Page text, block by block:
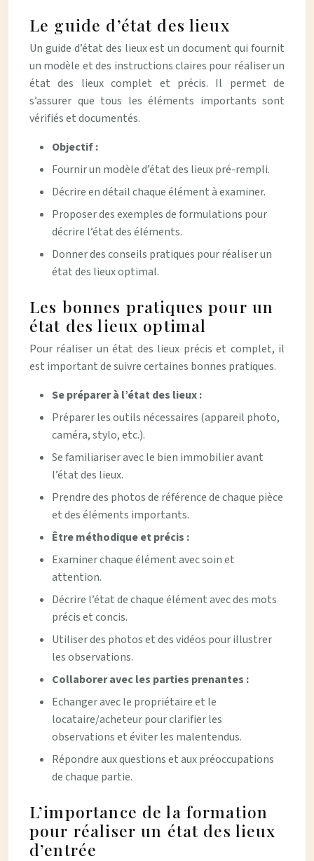
Le guide d’état des lieux
Un guide d’état des lieux est un document qui fournit
un modèle et des instructions claires pour réaliser un
état des lieux complet et précis. Il permet de
s’assurer que tous les éléments importants sont
vérifiés et documentés.
Objectif :
Fournir un modèle d’état des lieux pré-rempli.
Décrire en détail chaque élément à examiner.
Proposer des exemples de formulations pour
décrire l’état des éléments.
Donner des conseils pratiques pour réaliser un
état des lieux optimal.
Les bonnes pratiques pour un
état des lieux optimal
Pour réaliser un état des lieux précis et complet, il
est important de suivre certaines bonnes pratiques.
Se préparer à l’état des lieux :
Préparer les outils nécessaires (appareil photo,
caméra, stylo, etc.).
Se familiariser avec le bien immobilier avant
l’état des lieux.
Prendre des photos de référence de chaque pièce
et des éléments importants.
Être méthodique et précis :
Examiner chaque élément avec soin et
attention.
Décrire l’état de chaque élément avec des mots
précis et concis.
Utiliser des photos et des vidéos pour illustrer
les observations.
Collaborer avec les parties prenantes :
Echanger avec le propriétaire et le
locataire/acheteur pour clarifier les
observations et éviter les malentendus.
Répondre aux questions et aux préoccupations
de chaque partie.
L’importance de la formation
pour réaliser un état des lieux
d’entrée